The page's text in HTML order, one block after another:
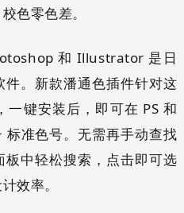
色零色差。
和 Illustrator 是日
。新款潘通色插件针对这
键安装后，即可在 PS 和
准色号。无需再手动查找
中轻松搜索，点击即可选
效率。